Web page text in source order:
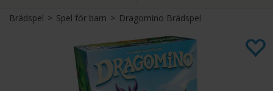
Brädspel>Spel för barn> Dragomino Brädspel